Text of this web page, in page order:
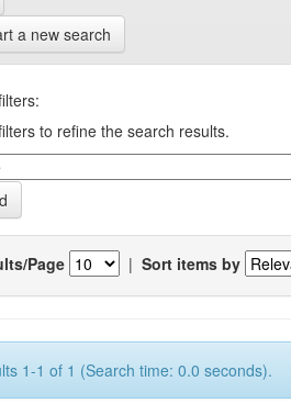
a new search
to refine the search results.
Page | Sort items by
1-1 of 1 (Search time: 0.0 seconds).